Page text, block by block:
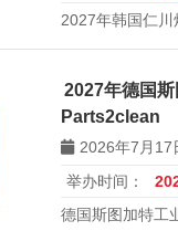
2027年韩国仁
会，汇聚全球焊
市场的理想平台。
2027年德国
Parts2clean
2026年7月17
举办时间：
德国斯图加特工